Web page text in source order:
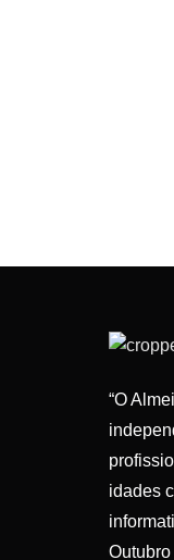
“O
idades